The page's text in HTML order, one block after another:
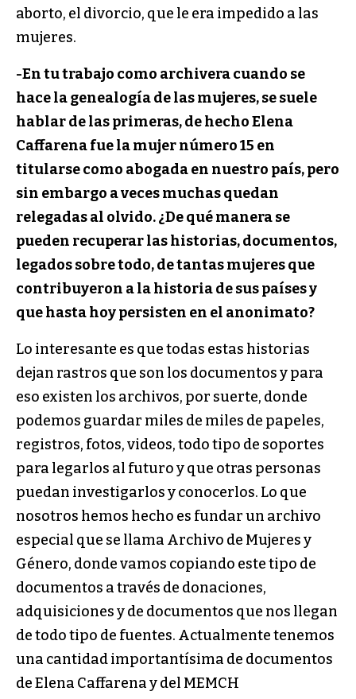
aborto, el divorcio, que le era impedido a las
mujeres.
-En tu trabajo como archivera cuando se
hace la genealogía de las mujeres, se suele
hablar de las primeras, de hecho Elena
Caffarena fue la mujer número 15 en
titularse como abogada en nuestro país, pero
sin embargo a veces muchas quedan
relegadas al olvido. ¿De qué manera se
pueden recuperar las historias, documentos,
legados sobre todo, de tantas mujeres que
contribuyeron a la historia de sus países y
que hasta hoy persisten en el anonimato?
Lo interesante es que todas estas historias
dejan rastros que son los documentos y para
eso existen los archivos, por suerte, donde
podemos guardar miles de miles de papeles,
registros, fotos, videos, todo tipo de soportes
para legarlos al futuro y que otras personas
puedan investigarlos y conocerlos. Lo que
nosotros hemos hecho es fundar un archivo
especial que se llama Archivo de Mujeres y
Género, donde vamos copiando este tipo de
documentos a través de donaciones,
adquisiciones y de documentos que nos llegan
de todo tipo de fuentes. Actualmente tenemos
una cantidad importantísima de documentos
de Elena Caffarena y del MEMCH